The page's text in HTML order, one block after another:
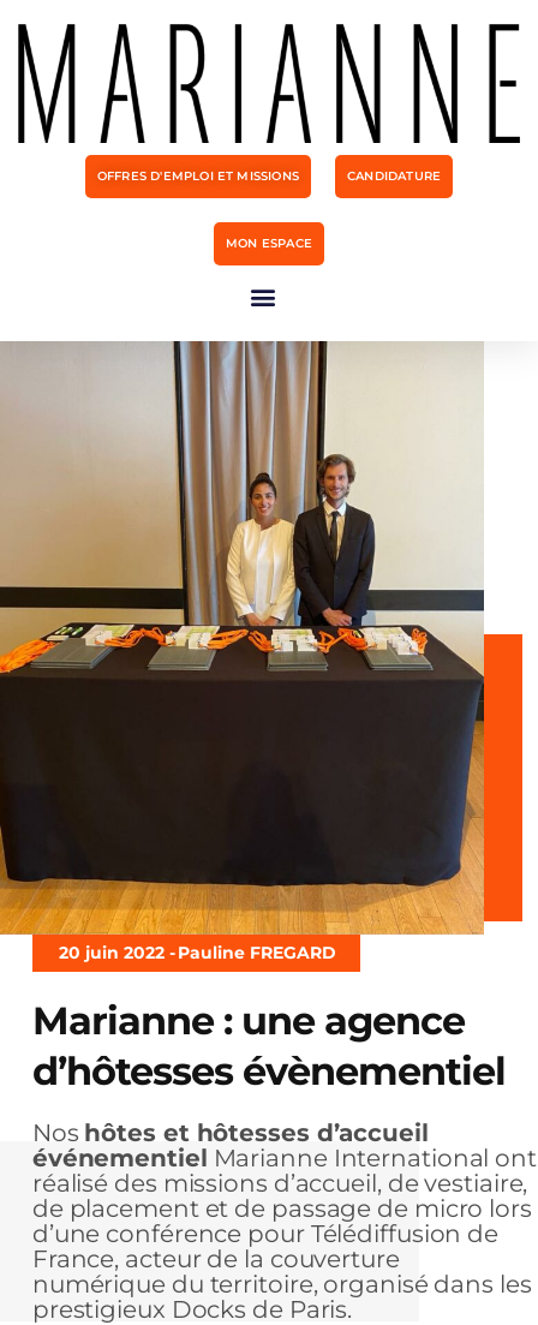
OFFRES D'EMPLOI ET MISSIONS CANDIDATURE
MON ESPACE
20 juin 2022 -Pauline FREGARD
Marianne : une agence
d’hôtesses évènementiel
Nos hôtes et hôtesses d’accueil
événementiel Marianne International ont
réalisé des missions d’accueil, de vestiaire,
de placement et de passage de micro lors
d’une conférence pour Télédiffusion de
France, acteur de la couverture
numérique du territoire, organisé dans les
prestigieux Docks de Paris.